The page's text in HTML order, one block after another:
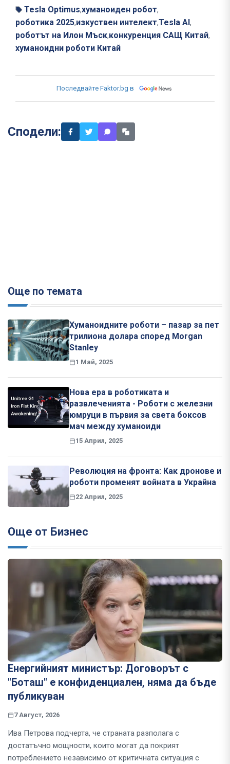
Tesla Optimus,хуманоиден робот,
роботика 2025,изкуствен интелект,Tesla AI ,
роботът на Илон Мъск,конкуренция САЩ Китай,
хуманоидни роботи Китай
Последвайте Faktor.bg в
Сподели:
Още по темата
Хуманоидните роботи – пазар за пет
трилиона долара според Morgan
Stanley
1 Май, 2025
Нова ера в роботиката и
развлеченията - Роботи с железни
юмруци в първия за света боксов
мач между хуманоиди
15 Април, 2025
Революция на фронта: Как дронове и
роботи променят войната в Украйна
22 Април, 2025
Още от Бизнес
Енергийният министър: Договорът с
"Боташ" е конфиденциален, няма да бъде
публикуван
7 Август, 2026
Ива Петрова подчерта, че страната разполага с
достатъчно мощности, които могат да покрият
потреблението независимо от критичната ситуация с